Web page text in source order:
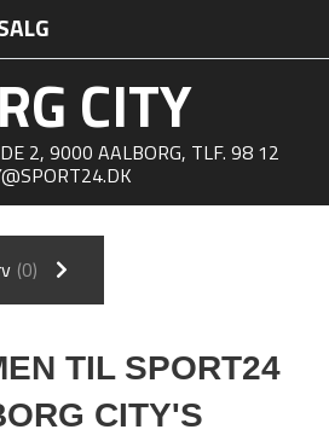
CITY
2, 9000 AALBORG, TLF. 98 12
(0)
TIL SPORT24
CITY'S